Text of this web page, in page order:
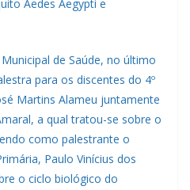
Aedes Aegypti e
de Saúde, no último
para os discentes do 4º
Martins Alameu juntamente
a qual tratou-se sobre o
como palestrante o
Paulo Vinícius dos
o ciclo biológico do